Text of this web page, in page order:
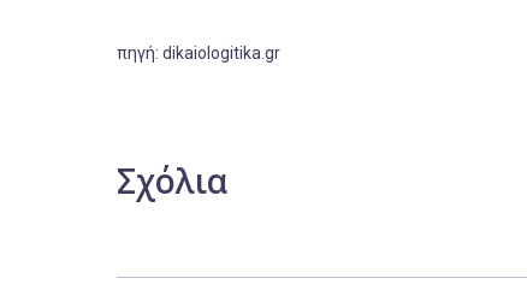
πηγή: dikaiologitika.gr
Σχόλια